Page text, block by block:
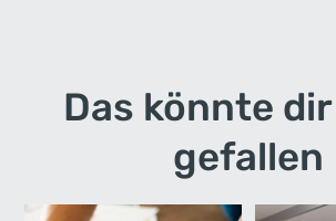
Das könnte
gefallen